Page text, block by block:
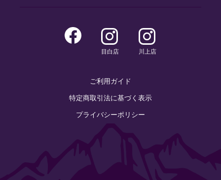
目白店 川上店
ご利用ガイド
特定商取引法に基づく表示
プライバシーポリシー